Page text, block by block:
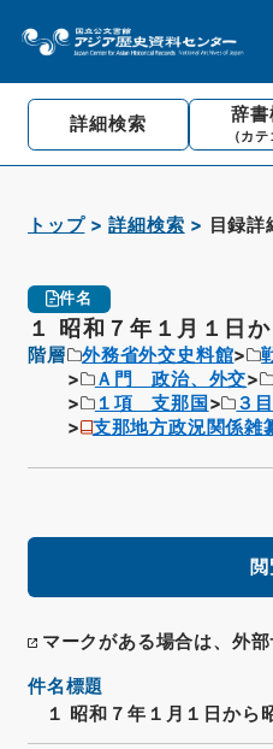
詳細検索 辞
（カテ
トップ 詳細検索 目録詳
件名
１ 昭和７年１月１日
階層 外務省外交史料館
Ａ門 政治、外交
１項 支那国
３
支那地方政況関係雑
マークがある場合は、外
件名標題
１ 昭和７年１月１日から